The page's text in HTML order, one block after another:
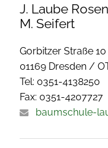
J. Laube
M. Seifert
Gorbitzer Straße
01169 Dresden /
Tel: 0351-4138250
Fax: 0351-4207727
baumschule-